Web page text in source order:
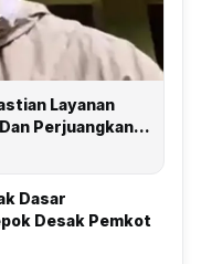
Layanan
Perjuangkan
Dasar
Desak Pemkot